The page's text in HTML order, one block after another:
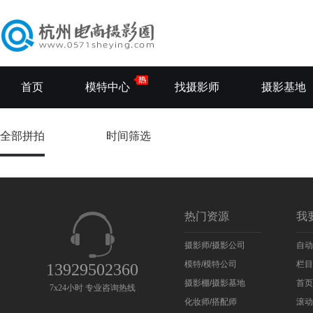
首页 模特中心 找摄影师 摄影基地
全部拼拍 时间筛选
13929502360
7x24小时 专业咨询热线
热门资源
摄影师/摄影公司
模特/模特公司
摄影棚/摄影基地
化妆师/搭配师
我
自
栏
首
滚